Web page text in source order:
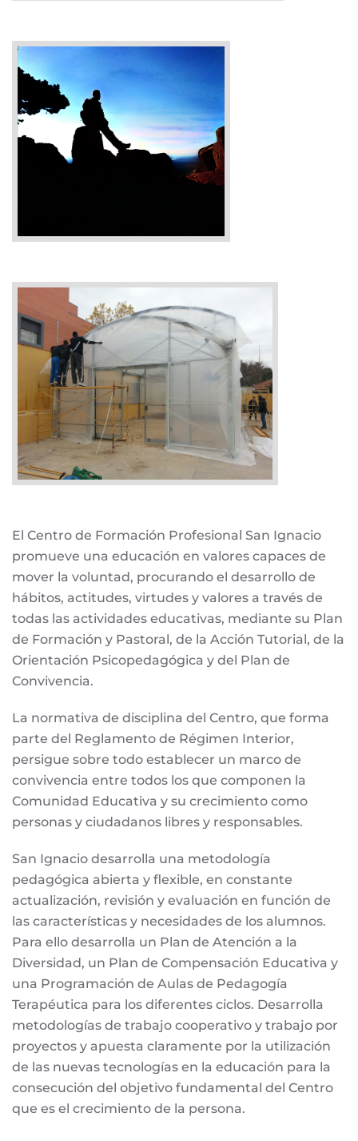
El Centro de Formación Profesional San Ignacio
promueve una educación en valores capaces de
mover la voluntad, procurando el desarrollo de
hábitos, actitudes, virtudes y valores a través de
todas las actividades educativas, mediante su Plan
de Formación y Pastoral, de la Acción Tutorial, de la
Orientación Psicopedagógica y del Plan de
Convivencia.
La normativa de disciplina del Centro, que forma
parte del Reglamento de Régimen Interior,
persigue sobre todo establecer un marco de
convivencia entre todos los que componen la
Comunidad Educativa y su crecimiento como
personas y ciudadanos libres y responsables.
San Ignacio desarrolla una metodología
pedagógica abierta y flexible, en constante
actualización, revisión y evaluación en función de
las características y necesidades de los alumnos.
Para ello desarrolla un Plan de Atención a la
Diversidad, un Plan de Compensación Educativa y
una Programación de Aulas de Pedagogía
Terapéutica para los diferentes ciclos. Desarrolla
metodologías de trabajo cooperativo y trabajo por
proyectos y apuesta claramente por la utilización
de las nuevas tecnologías en la educación para la
consecución del objetivo fundamental del Centro
que es el crecimiento de la persona.